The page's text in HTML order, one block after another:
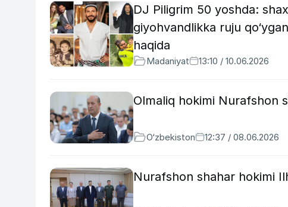
DJ Piligrim 50 yoshda:
giyohvandlikka ruju
haqida
Madaniyat 13:10 / 10.06.2026
Olmaliq hokimi Nurafshon
O‘zbekiston 12:37 / 08.06.2026
Nurafshon shahar hokimi